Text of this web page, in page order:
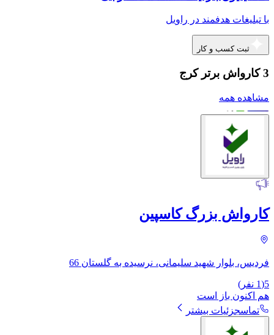
با تبلیغات هدفمند در راویل
ثبت کسب و کار
3 کارواش برتر کرج
مشاهده همه
کارواش بزرگ کاسپین
فردیس، بلوار شهید سلیمانی، نرسیده به گلستان 66
5
(
1 نفر)
هم اکنون باز است
تماسجزئیات بیشتر